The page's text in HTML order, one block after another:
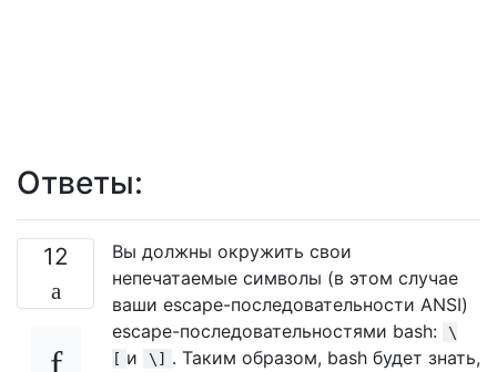
Ответы:
12
Вы должны окружить свои
непечатаемые символы (в этом случае
ваши escape-последовательности ANSI)
escape-последовательностями bash:
\
[ и \] . Таким образом, bash будет знать,